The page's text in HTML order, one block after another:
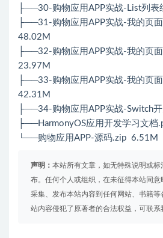
├──30-购物应用APP实战-List列
├──31-购物应用APP实战-我的页
48.02M
├──32-购物应用APP实战-我的页
23.97M
├──33-购物应用APP实战-我的页
42.31M
├──34-购物应用APP实战-Switch
├──HarmonyOS应用开发学习文档
└──购物应用APP-源码.zip 6.51M
声明： 本站所有文章，如无特殊说明或
布。任何个人或组织，在未征得本站同意
采集、发布本站内容到任何网站、书籍
站内容侵犯了原著者的合法权益，可联系